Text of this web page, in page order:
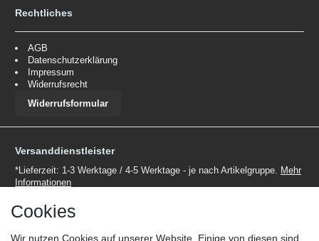
Rechtliches
AGB
Datenschutzerklärung
Impressum
Widerrufsrecht
Widerrufsformular
Versanddienstleister
*Lieferzeit: 1-3 Werktage / 4-5 Werktage - je nach Artikelgruppe. Mehr
Informationen
Cookies
Wir nutzen Cookies auf unserer Website. Einige von diesen sind